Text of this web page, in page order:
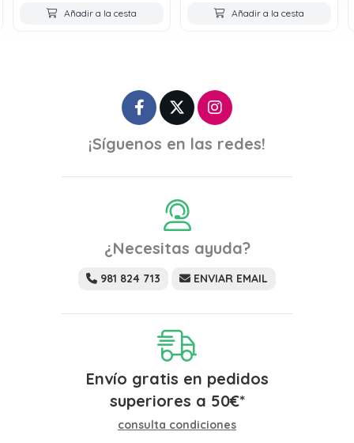
Añadir a la cesta Añadir a la cesta
¡Síguenos en las redes!
¿Necesitas ayuda?
981 824 713 ENVIAR EMAIL
Envío gratis en pedidos
superiores a 50€*
consulta condiciones